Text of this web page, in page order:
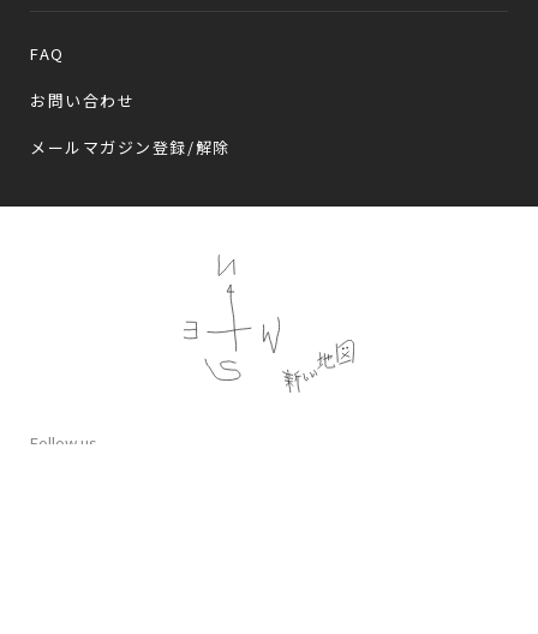
FAQ
お問い合わせ
メールマガジン登録/解除
Follow us